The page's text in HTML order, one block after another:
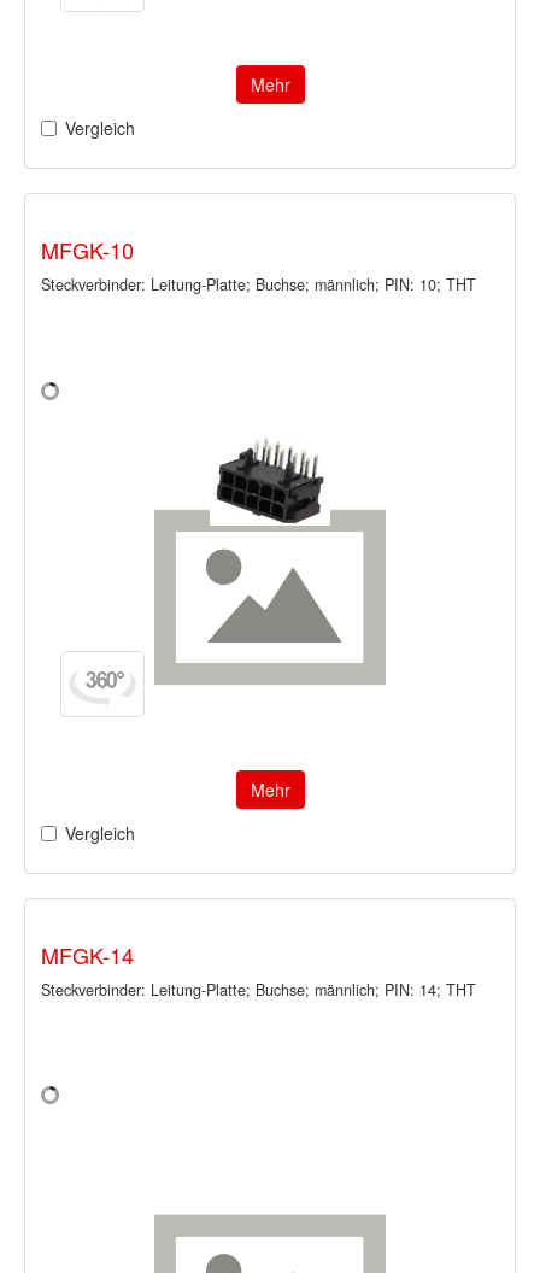
Mehr
Vergleich
MFGK-10
Steckverbinder: Leitung-Platte; Buchse; männlich; PIN: 10; THT
Mehr
Vergleich
MFGK-14
Steckverbinder: Leitung-Platte; Buchse; männlich; PIN: 14; THT